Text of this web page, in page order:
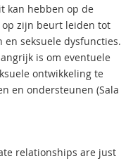
kan hebben op de
zijn beurt leiden tot
en seksuele dysfuncties.
is om eventuele
ontwikkeling te
en ondersteunen (Sala
relationships are just